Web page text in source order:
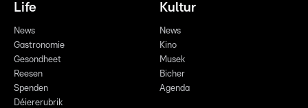
Life
News
Gastronomie
Gesondheet
Reesen
Spenden
Déiererubrik
Kultur
News
Kino
Musek
Bicher
Agenda